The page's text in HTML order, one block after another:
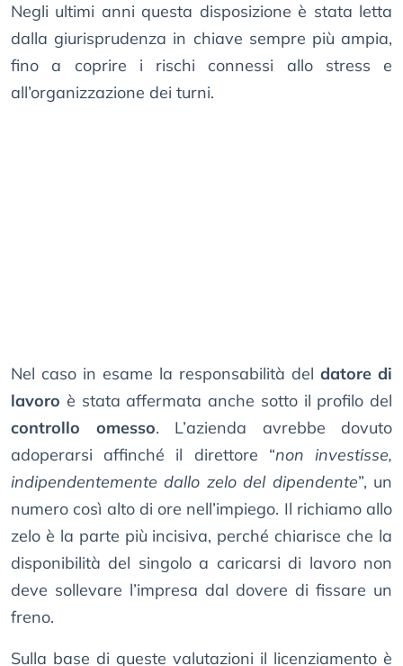
Negli ultimi anni questa disposizione è stata letta
dalla giurisprudenza in chiave sempre più ampia,
fino a coprire i rischi connessi allo stress e
all’organizzazione dei turni.
Nel caso in esame la responsabilità del datore di
lavoro è stata affermata anche sotto il profilo del
controllo omesso. L’azienda avrebbe dovuto
adoperarsi affinché il direttore “non investisse,
indipendentemente dallo zelo del dipendente”, un
numero così alto di ore nell’impiego. Il richiamo allo
zelo è la parte più incisiva, perché chiarisce che la
disponibilità del singolo a caricarsi di lavoro non
deve sollevare l’impresa dal dovere di fissare un
freno.
Sulla base di queste valutazioni il licenziamento è